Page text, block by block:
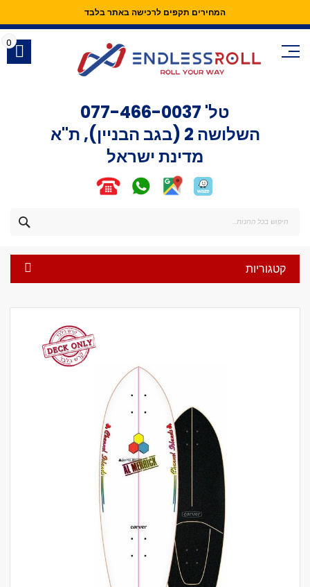
המחירים תקפים לרכישה באתר בלבד
Skip
Content
טל' 077-466-0037
השלושה 2 (בגב הבניין), ת"א
מדינת ישראל
0
קטגוריות